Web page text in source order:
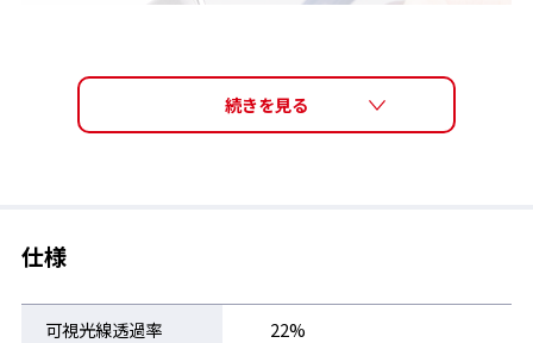
フレームサイドのパーツを開閉させることで簡単にレンズの交換
仕様
可視光線透過率 22%